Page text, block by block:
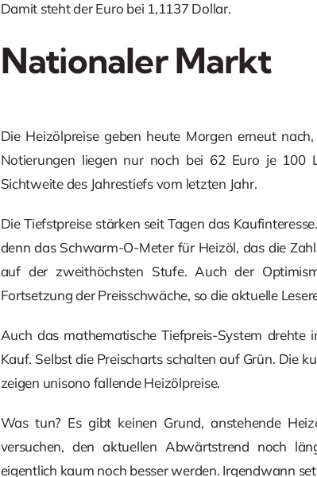
Damit steht der Euro bei 1,1137 Dollar.
Nationaler Markt
Die Heizölpreise geben heute Morgen erneut
Notierungen liegen nur noch bei 62 Euro je 100
Sichtweite des Jahrestiefs vom letzten Jahr.
Die Tiefstpreise stärken seit Tagen das
denn das Schwarm-O-Meter für Heizöl, das die
auf der zweithöchsten Stufe. Auch der
Fortsetzung der Preisschwäche, so die aktuelle
Auch das mathematische Tiefpreis-System
Kauf. Selbst die Preischarts schalten auf Grün. Die
zeigen unisono fallende Heizölpreise.
Was tun? Es gibt keinen Grund, anstehende
versuchen, den aktuellen Abwärtstrend noch
eigentlich kaum noch besser werden. Irgendwann